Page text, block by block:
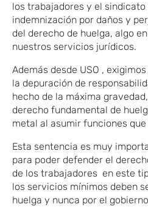
los trabajadores y el
indemnización por daños y
del derecho de huelga, algo
nuestros servicios jurídicos.
Además desde USO ,
la depuración de
hecho de la máxima
derecho fundamental de
metal al asumir funciones
Esta sentencia es muy
para poder defender el
de los trabajadores en este
los servicios mínimos deben
huelga y nunca por el